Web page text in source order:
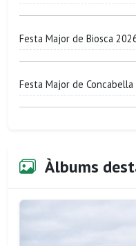
Festa Major de Biosca
Festa Major de
Àlbums